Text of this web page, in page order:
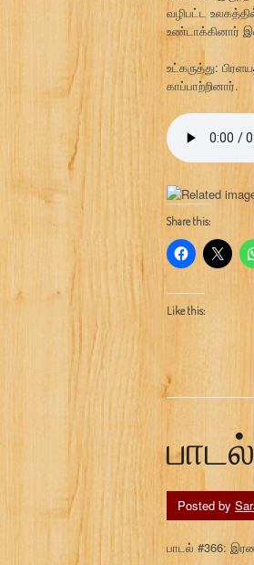
வழிபட்ட
உண்டாக்கினார்
உட்கருத்து:
காப்பாற்றினார்.
Share this:
Like this:
Posted by
பாடல் #366: